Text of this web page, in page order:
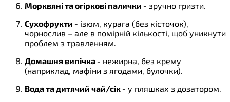
Морквяні та огіркові палички - зручно гризти.
Сухофрукти - ізюм, курага (без кісточок),
чорнослив – але в помірній кількості, щоб уникнути
проблем з травленням.
Домашня випічка - нежирна, без крему
(наприклад, мафіни з ягодами, булочки).
Вода та дитячий чай/сік - у пляшках з дозатором.